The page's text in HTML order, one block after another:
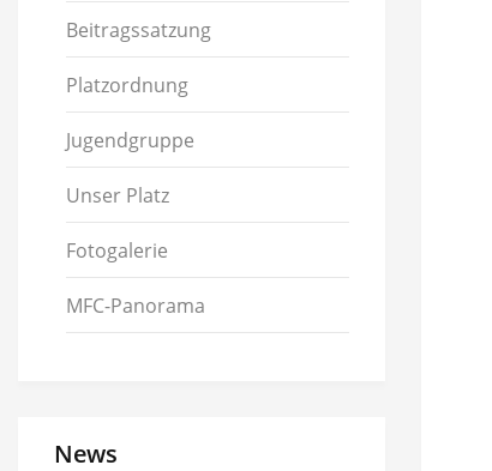
Beitragssatzung
Platzordnung
Jugendgruppe
Unser Platz
Fotogalerie
MFC-Panorama
News